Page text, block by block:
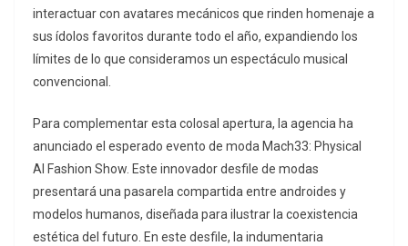
interactuar con avatares mecánicos que rinden homenaje a
sus ídolos favoritos durante todo el año, expandiendo los
límites de lo que consideramos un espectáculo musical
convencional.
Para complementar esta colosal apertura, la agencia ha
anunciado el esperado evento de moda Mach33: Physical
AI Fashion Show. Este innovador desfile de modas
presentará una pasarela compartida entre androides y
modelos humanos, diseñada para ilustrar la coexistencia
estética del futuro. En este desfile, la indumentaria